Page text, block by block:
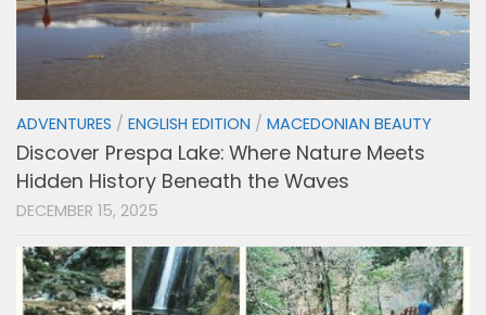
ADVENTURES / ENGLISH EDITION / MACEDONIAN BEAUTY
Discover Prespa Lake: Where Nature Meets
Hidden History Beneath the Waves
DECEMBER 15, 2025